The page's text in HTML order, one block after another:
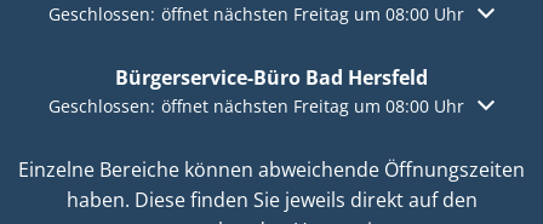
Klicken, um weitere Öffnungs- oder Schließzeiten
Geschlossen: öffnet nächsten Freitag um 08:00 Uhr
Bürgerservice-Büro Bad Hersfeld
Klicken, um weitere Öffnungs- oder Schließzeiten
Geschlossen: öffnet nächsten Freitag um 08:00 Uhr
Einzelne Bereiche können abweichende Öffnungszeiten
haben. Diese finden Sie jeweils direkt auf den